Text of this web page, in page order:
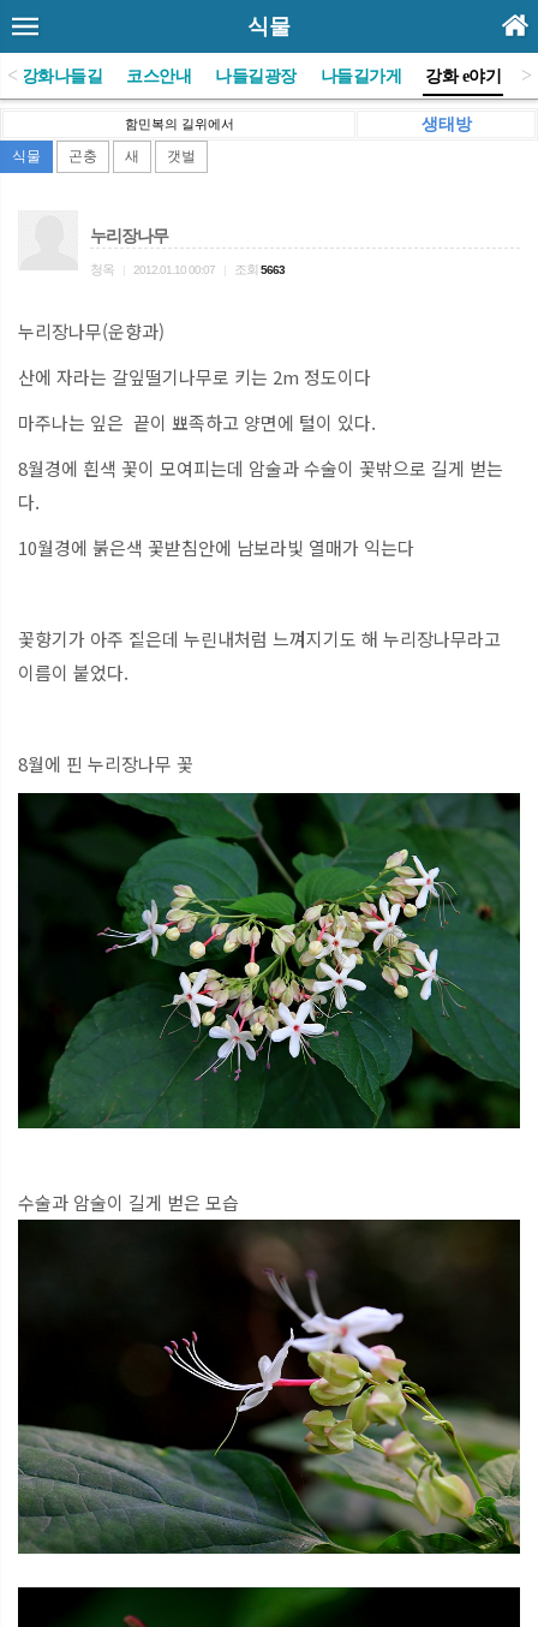
식물
<)강화나들길 코스안내 나들길광장 나들길가게 강화 e야기 >
함민복의 길위에서 생태방
식물 곤충 새 갯벌
누리장나무
청옥 2012.01.10 00:07 조회 5663
누리장나무(운향과)
산에 자라는 갈잎떨기나무로 키는 2m 정도이다
마주나는 잎은 끝이 뾰족하고 양면에 털이 있다.
8월경에 흰색 꽃이 모여피는데 암술과 수술이 꽃밖으로 길게 벋는
다.
10월경에 붉은색 꽃받침안에 남보라빛 열매가 익는다
꽃향기가 아주 짙은데 누린내처럼 느껴지기도 해 누리장나무라고
이름이 붙었다.
8월에 핀 누리장나무 꽃
수술과 암술이 길게 벋은 모습